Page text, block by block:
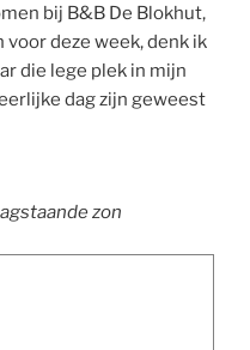
bij B&B De Blokhut,
deze week, denk ik
die lege plek in mijn
dag zijn geweest
zon